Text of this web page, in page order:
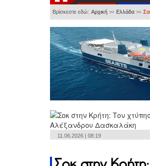
Βρίσκεστε εδώ: Αρχική >> Ελλάδα >>
11.06.2026 | 08:19